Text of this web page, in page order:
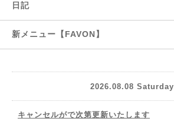
日記
新メニュー【FAVON】
2026.08.08 Saturday
キャンセルがで次第更新いたします